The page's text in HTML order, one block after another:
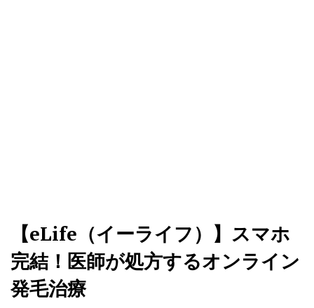
【eLife（イーライフ）】スマホ
完結！医師が処方するオンライン
発毛治療